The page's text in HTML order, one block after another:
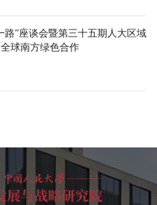
路”座谈会暨第三十五期人大区域
球南方绿色合作